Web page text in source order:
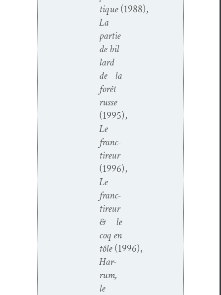
tique(1988),
La
par­tie
de bil­
lard
de la
forêt
russe
(1995),
Le
franc-
tireur
(1996),
Le
franc-
tireur
& le
coq en
tôle(1996),
Har­
rum,
le